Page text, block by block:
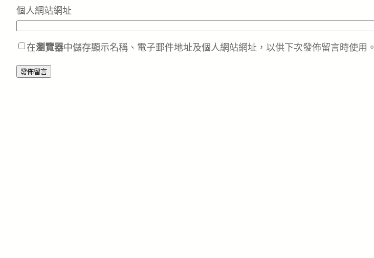
個人網站網址
在瀏覽器中儲存顯示名稱、電子郵件地址及個人網站網址，以供下次發佈留言時使用。